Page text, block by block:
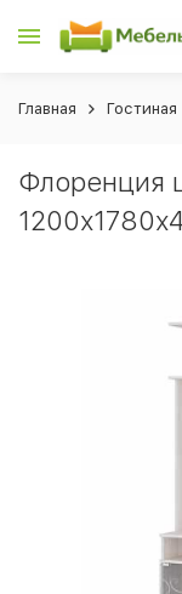
Главная Гостиная
Флоренция